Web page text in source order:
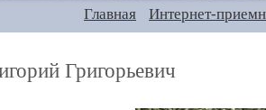
Главная Интернет-
Григорьевич